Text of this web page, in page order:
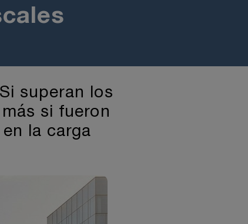
superan los
si fueron
la carga